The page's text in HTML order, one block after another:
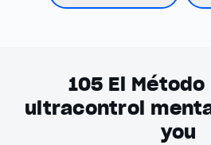
105 El
ultracontrol
you